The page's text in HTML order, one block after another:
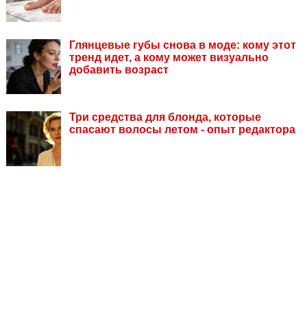
Глянцевые губы снова в моде: кому этот
тренд идет, а кому может визуально
добавить возраст
Три средства для блонда, которые
спасают волосы летом - опыт редактора